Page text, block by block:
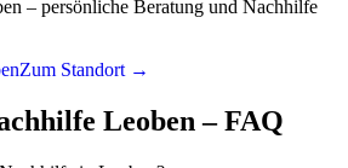
– persönliche Beratung und Nachhilfe
Zum Standort →
Leoben – FAQ